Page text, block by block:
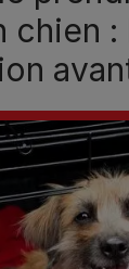
chien :